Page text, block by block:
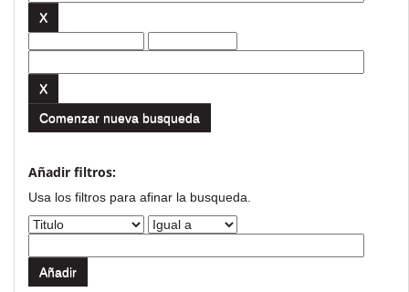
Comenzar nueva busqueda
Añadir filtros:
Usa los filtros para afinar la busqueda.